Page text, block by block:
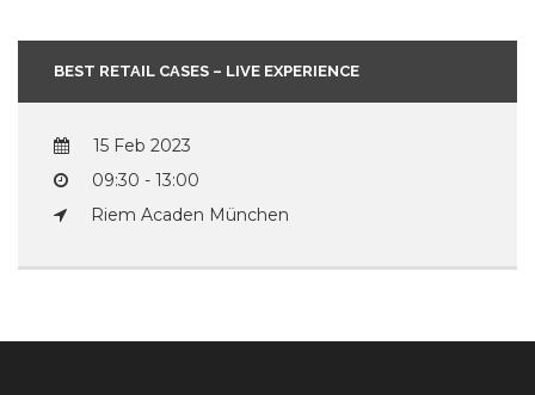
BEST RETAIL CASES – LIVE EXPERIENCE
15 Feb 2023
09:30 - 13:00
Riem Acaden München